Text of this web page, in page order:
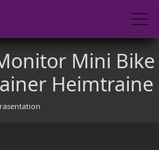
Mini Bike
Heimtraine